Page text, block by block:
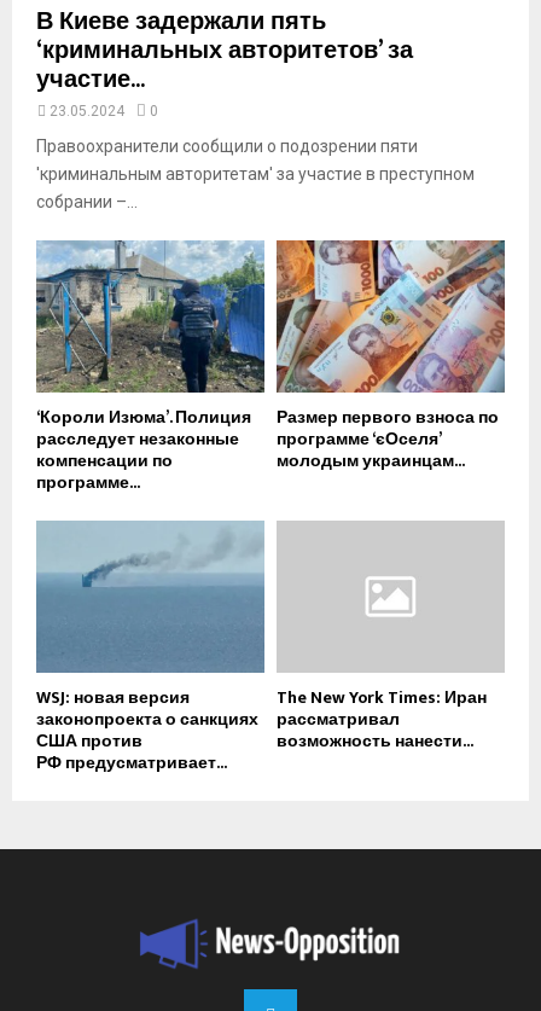
В Киеве задержали пять
‘криминальных авторитетов’ за
участие...
23.05.2024 0
Правоохранители сообщили о подозрении пяти
'криминальным авторитетам' за участие в преступном
собрании –...
‘Короли Изюма’. Полиция
расследует незаконные
компенсации по
программе...
Размер первого взноса по
программе ‘єОселя’
молодым украинцам...
WSJ: новая версия
законопроекта о санкциях
США против
РФ предусматривает...
The New York Times: Иран
рассматривал
возможность нанести...